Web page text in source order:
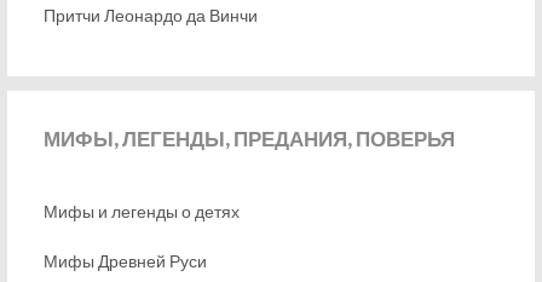
Притчи Леонардо да Винчи
МИФЫ,ЛЕГЕНДЫ, ПРЕДАНИЯ, ПОВЕРЬЯ
Мифы и легенды о детях
Мифы Древней Руси